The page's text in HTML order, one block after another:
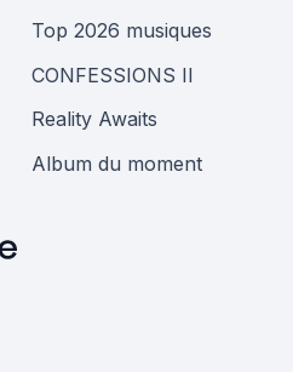
Top 2026 musiques
CONFESSIONS II
Reality Awaits
Album du moment